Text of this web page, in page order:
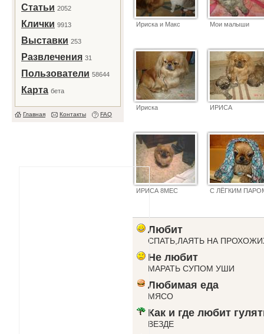
Статьи 2052
Клички 9913
Выставки 253
Развлечения 31
Пользователи 58644
Карта бета
Главная Контакты FAQ
Ириска и Макс Мои малыши
Ириска ИРИСА
ИРИСА 8МЕС С ЛЁГКИМ
Любит
СПАТЬ,ЛАЯТЬ НА
Не любит
МАРАТЬ СУПОМ УШИ
Любимая еда
МЯСО
Как и где любит
ВЕЗДЕ